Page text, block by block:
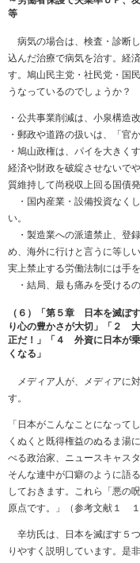
等
病気の場合は、検査・診断
込んだ治療で病気を治す。経
す。鳩山民主党・社民党・国
うなっているのでしょうか？
・公共事業削減は、小泉構造
・郵政や道路の扱いは、「官
・鳩山政権は、パイを大きく
経済や財政を破綻させないで
質維持して尚税収上回る国債発
・国内産業・設備投資なく
い。
・製造業への派遣禁止、登
め、海外に行けと言うに等し
実上禁止する労働法制には手を
・結局、最も痛みを受ける
（６）「第５章 日本を滅ぼ
り心の豊かさが大切」「２
正だ！」「４ 外資に日本が
くなる」
メディア人が、メディアに
す。
「日本がこんなことになって
くぬくと既得権益のぬるま湯
べる政治家、ニュースキャス
そんな連中が口癖のように語
しておきます。これら「悪の
原点です。」（参考文献１ １
辛坊氏は、日本を滅ぼす５
りやすく説明しています。是